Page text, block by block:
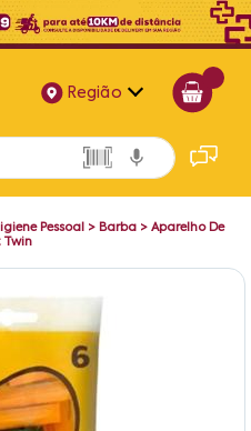
Região
Alagoas
Bahia
Pessoal > Barba > Aparelho De
Twin